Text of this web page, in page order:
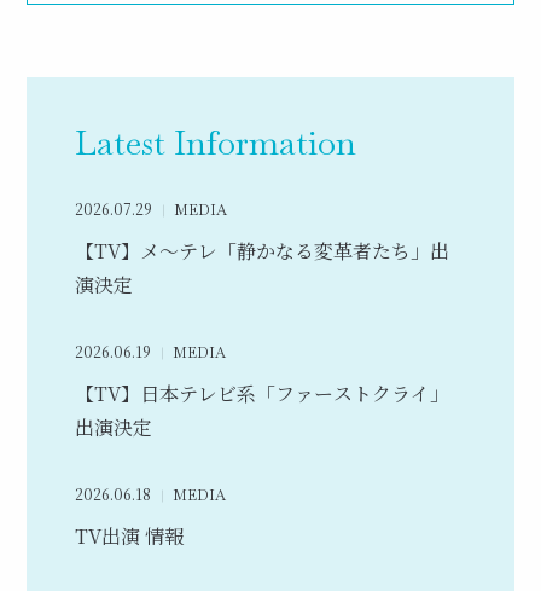
Latest Information
2026.07.29 MEDIA
【TV】メ～テレ「静かなる変革者たち」出
演決定
2026.06.19 MEDIA
【TV】日本テレビ系「ファーストクライ」
出演決定
2026.06.18 MEDIA
TV出演 情報